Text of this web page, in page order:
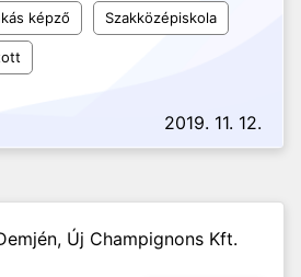
képző Szakközépiskola
2019. 11. 12.
Új Champignons Kft.